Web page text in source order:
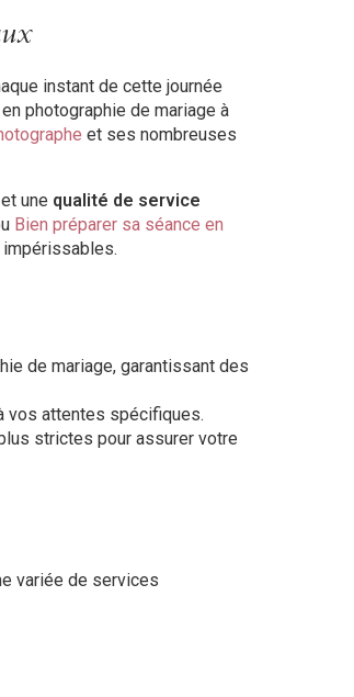
instant de cette journée
photographie de mariage à
et ses nombreuses
et une qualité de service
Bien préparer sa séance en
de mariage, garantissant des
vos attentes spécifiques.
strictes pour assurer votre
variée de services